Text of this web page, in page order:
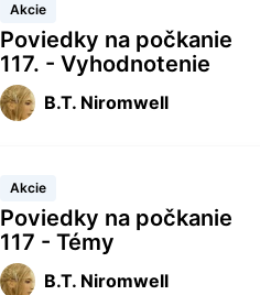
Akcie
Poviedky na počkanie
117. - Vyhodnotenie
B.T. Niromwell
Akcie
Poviedky na počkanie
117 - Témy
B.T. Niromwell